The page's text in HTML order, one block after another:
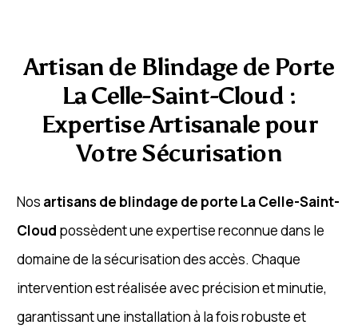
Artisan de Blindage de Porte
La Celle-Saint-Cloud :
Expertise Artisanale pour
Votre Sécurisation
Nos artisans de blindage de porte La Celle-Saint-
Cloud possèdent une expertise reconnue dans le
domaine de la sécurisation des accès. Chaque
intervention est réalisée avec précision et minutie,
garantissant une installation à la fois robuste et